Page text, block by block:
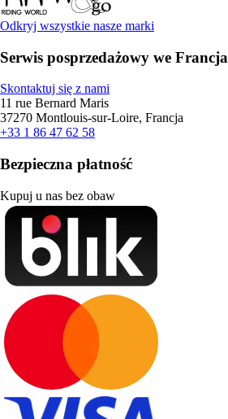
Odkryj wszystkie nasze marki
Serwis posprzedażowy we Francja
Skontaktuj się z nami
11 rue Bernard Maris
37270 Montlouis-sur-Loire, Francja
+33 1 86 47 62 58
Bezpieczna płatność
Kupuj u nas bez obaw